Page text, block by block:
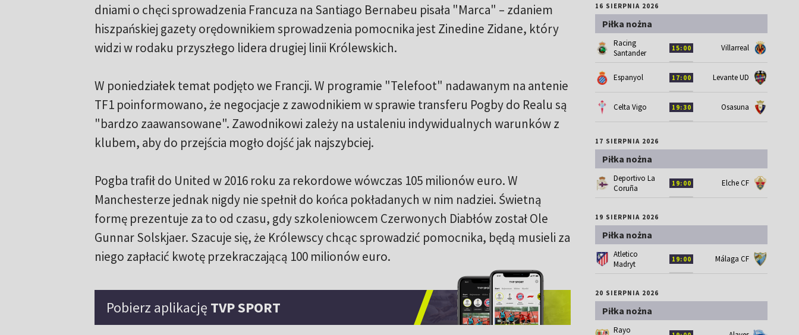
dniami o chęci sprowadzenia Francuza na Santiago Bernabeu pisała "Marca" – zdaniem
hiszpańskiej gazety orędownikiem sprowadzenia pomocnika jest Zinedine Zidane, który
widzi w rodaku przyszłego lidera drugiej linii Królewskich.
W poniedziałek temat podjęto we Francji. W programie "Telefoot" nadawanym na antenie
TF1 poinformowano, że negocjacje z zawodnikiem w sprawie transferu Pogby do Realu są
"bardzo zaawansowane". Zawodnikowi zależy na ustaleniu indywidualnych warunków z
klubem, aby do przejścia mogło dojść jak najszybciej.
Pogba trafił do United w 2016 roku za rekordowe wówczas 105 milionów euro. W
Manchesterze jednak nigdy nie spełnił do końca pokładanych w nim nadziei. Świetną
formę prezentuje za to od czasu, gdy szkoleniowcem Czerwonych Diabłów został Ole
Gunnar Solskjaer. Szacuje się, że Królewscy chcąc sprowadzić pomocnika, będą musieli za
niego zapłacić kwotę przekraczającą 100 milionów euro.
Pobierz aplikację TVP SPORT
16 SIERPNIA 2026
Piłka nożna
Racing
Santander
15:00 Villarreal
Espanyol 17:00 Levante UD
Celta Vigo 19:30 Osasuna
17 SIERPNIA 2026
Piłka nożna
Deportivo La
Coruña
19:00 Elche CF
19 SIERPNIA 2026
Piłka nożna
Atletico
Madryt
19:00 Málaga CF
20 SIERPNIA 2026
Piłka nożna
Rayo